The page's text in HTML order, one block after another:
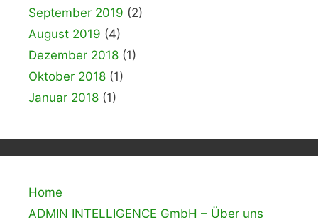
September 2019 (2)
August 2019 (4)
Dezember 2018 (1)
Oktober 2018 (1)
Januar 2018 (1)
Home
ADMIN INTELLIGENCE GmbH – Über uns